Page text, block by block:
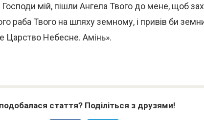
Господи мій, пішли Ангела Твого до мене, щоб
раба Твого на шляху земному, і привів би
Царство Небесне. Амінь».
стаття? Поділіться з друзями!